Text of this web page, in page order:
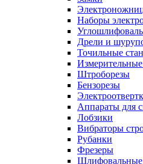
Наборы
Дрели и
Точильные
Штроборезы
Бензорезы
Аппараты для
Лобзики
Вибраторы
Рубанки
Фрезеры